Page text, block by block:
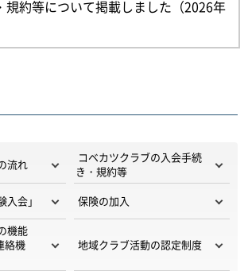
規約等について掲載しました（2026年
流れ
コベカツクラブの入会手続
き・規約等
入会」
保険の加入
機能
絡機
地域クラブ活動の認定制度